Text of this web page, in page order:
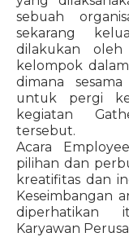
sebuah
sekarang
dilakukan oleh
kelompok
dimana
untuk pergi
kegiatan
tersebut.
Acara
pilihan dan
kreatifitas dan
Keseimbangan
diperhatikan
Karyawan